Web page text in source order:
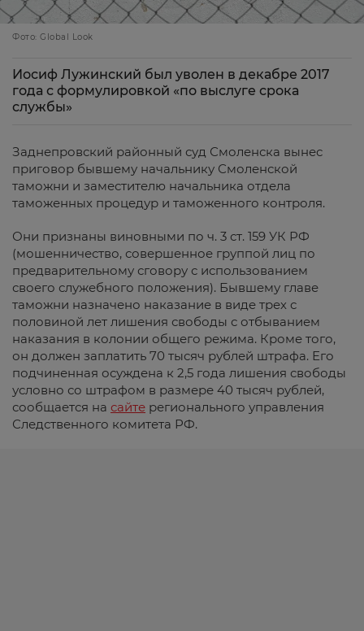
Фото: Global Look
Иосиф Лужинский был уволен в декабре 2017
года с формулировкой «по выслуге срока
службы»
Заднепровский районный суд Смоленска вынес
приговор бывшему начальнику Смоленской
таможни и заместителю начальника отдела
таможенных процедур и таможенного контроля.
Они признаны виновными по ч. 3 ст. 159 УК РФ
(мошенничество, совершенное группой лиц по
предварительному сговору с использованием
своего служебного положения). Бывшему главе
таможни назначено наказание в виде трех с
половиной лет лишения свободы с отбыванием
наказания в колонии общего режима. Кроме того,
он должен заплатить 70 тысяч рублей штрафа. Его
подчиненная осуждена к 2,5 года лишения свободы
условно со штрафом в размере 40 тысяч рублей,
сообщается на сайте регионального управления
Следственного комитета РФ.